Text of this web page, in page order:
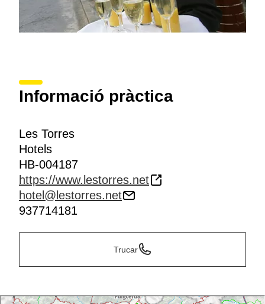
Informació pràctica
Les Torres
Hotels
HB-004187
https://www.lestorres.net
hotel@lestorres.net
937714181
Trucar